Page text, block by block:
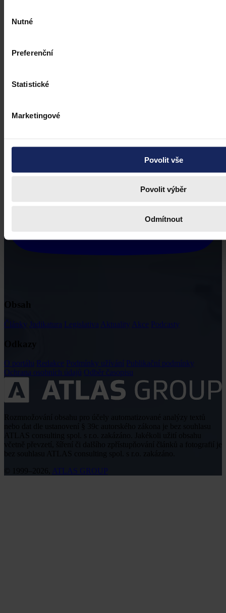
souhlasu
Nutné
Preferenční
Statistické
Marketingové
Povolit vše
Povolit výběr
Odmítnout
Články Judikatura Legislativa Aktuality Akce Podcasty
O portálu Redakce Podmínky užívání Publikační podmínky
Ochrana osobních údajů Odběr časopisu
včetně převzetí, šíření či dalšího zpřístupňování článků a fotografií je
ATLAS GROUP